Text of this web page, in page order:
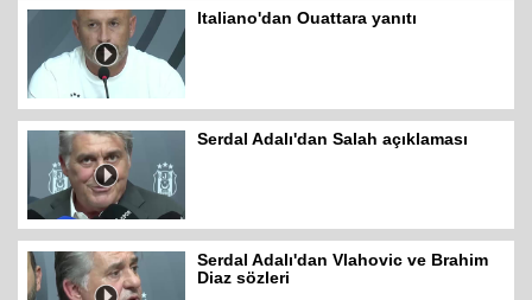
Italiano'dan Ouattara yanıtı
Serdal Adalı'dan Salah açıklaması
Serdal Adalı'dan Vlahovic ve Brahim
Diaz sözleri